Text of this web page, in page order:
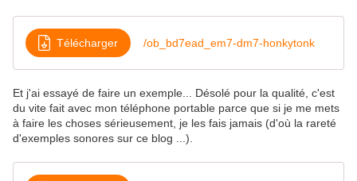
Télécharger /ob_bd7ead_em7-dm7-honkytonk
Et j'ai essayé de faire un exemple... Désolé pour la qualité, c'est
du vite fait avec mon téléphone portable parce que si je me mets
à faire les choses sérieusement, je les fais jamais (d'où la rareté
d'exemples sonores sur ce blog ...).